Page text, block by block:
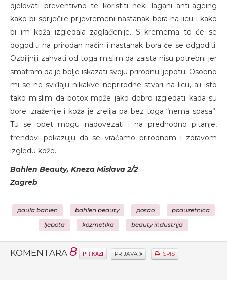
djelovati preventivno te koristiti neki lagani anti-ageing
kako bi spriječile prijevremeni nastanak bora na licu i kako
bi im koža izgledala zaglađenije. S kremema to će se
dogoditi na prirodan način i nastanak bora će se odgoditi.
Ozbiljniji zahvati od toga mislim da zaista nisu potrebni jer
smatram da je bolje iskazati svoju prirodnu ljepotu. Osobno
mi se ne sviđaju nikakve neprirodne stvari na licu, ali isto
tako mislim da botox može jako dobro izgledati kada su
bore izraženije i koža je zrelija pa bez toga “nema spasa”.
Tu se opet mogu nadovezati i na predhodno pitanje,
trendovi pokazuju da se vraćamo prirodnom i zdravom
izgledu kože.
Bahlen Beauty, Kneza Mislava 2/2
Zagreb
paula bahlen bahlen beauty posao poduzetnica
ljepota kozmetika beauty industrija
KOMENTARA 8 PRIKAŽI PRIJAVA ISPIS